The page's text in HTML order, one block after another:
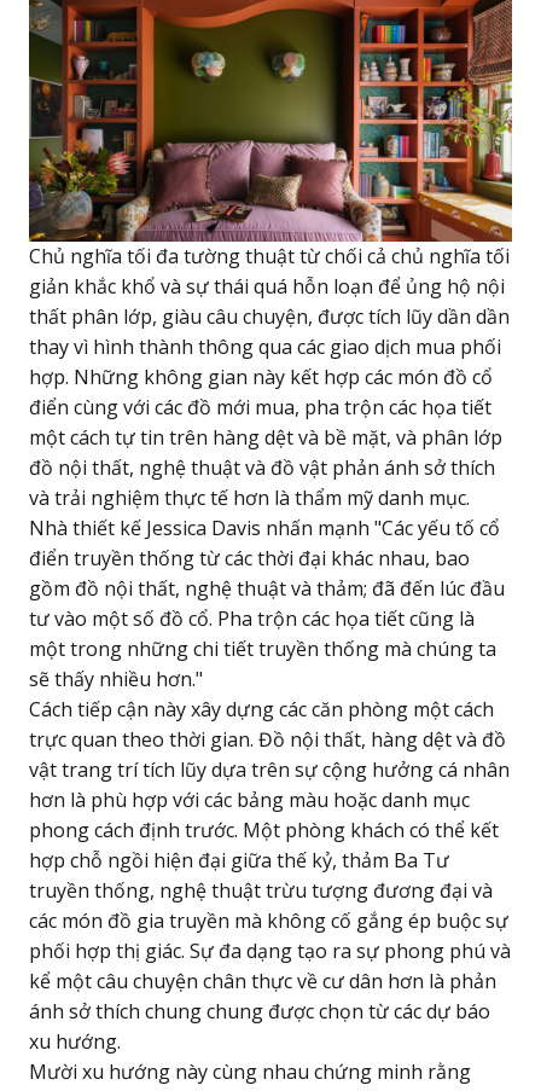
Chủ nghĩa tối đa tường thuật từ chối cả chủ nghĩa tối
giản khắc khổ và sự thái quá hỗn loạn để ủng hộ nội
thất phân lớp, giàu câu chuyện, được tích lũy dần dần
thay vì hình thành thông qua các giao dịch mua phối
hợp. Những không gian này kết hợp các món đồ cổ
điển cùng với các đồ mới mua, pha trộn các họa tiết
một cách tự tin trên hàng dệt và bề mặt, và phân lớp
đồ nội thất, nghệ thuật và đồ vật phản ánh sở thích
và trải nghiệm thực tế hơn là thẩm mỹ danh mục.
Nhà thiết kế Jessica Davis nhấn mạnh "Các yếu tố cổ
điển truyền thống từ các thời đại khác nhau, bao
gồm đồ nội thất, nghệ thuật và thảm; đã đến lúc đầu
tư vào một số đồ cổ. Pha trộn các họa tiết cũng là
một trong những chi tiết truyền thống mà chúng ta
sẽ thấy nhiều hơn."
Cách tiếp cận này xây dựng các căn phòng một cách
trực quan theo thời gian. Đồ nội thất, hàng dệt và đồ
vật trang trí tích lũy dựa trên sự cộng hưởng cá nhân
hơn là phù hợp với các bảng màu hoặc danh mục
phong cách định trước. Một phòng khách có thể kết
hợp chỗ ngồi hiện đại giữa thế kỷ, thảm Ba Tư
truyền thống, nghệ thuật trừu tượng đương đại và
các món đồ gia truyền mà không cố gắng ép buộc sự
phối hợp thị giác. Sự đa dạng tạo ra sự phong phú và
kể một câu chuyện chân thực về cư dân hơn là phản
ánh sở thích chung chung được chọn từ các dự báo
xu hướng.
Mười xu hướng này cùng nhau chứng minh rằng